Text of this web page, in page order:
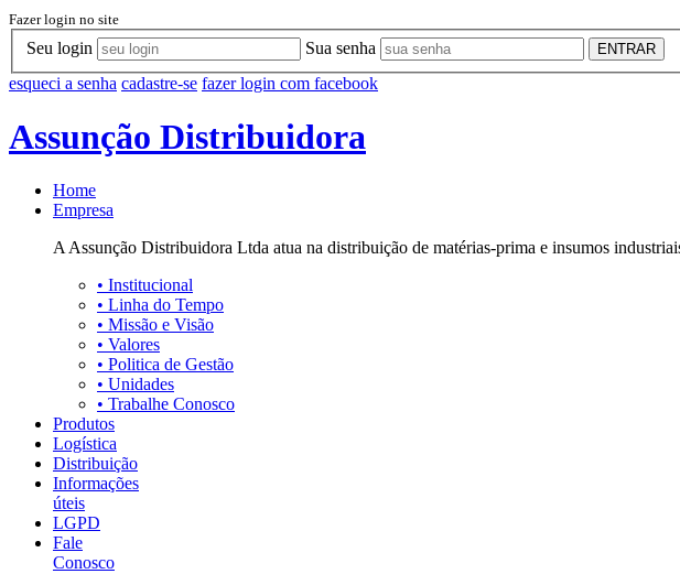
Fazer login no site
Seu login Sua senha ENTRAR
esqueci a senha cadastre-se fazer login com facebook
Assunção Distribuidora
Home
Empresa
A Assunção Distribuidora Ltda atua na distribuição de matérias-prima e insumos
• Institucional
• Linha do Tempo
• Missão e Visão
• Valores
• Politica de Gestão
• Unidades
• Trabalhe Conosco
Produtos
Logística
Distribuição
Informações
úteis
LGPD
Fale
Conosco